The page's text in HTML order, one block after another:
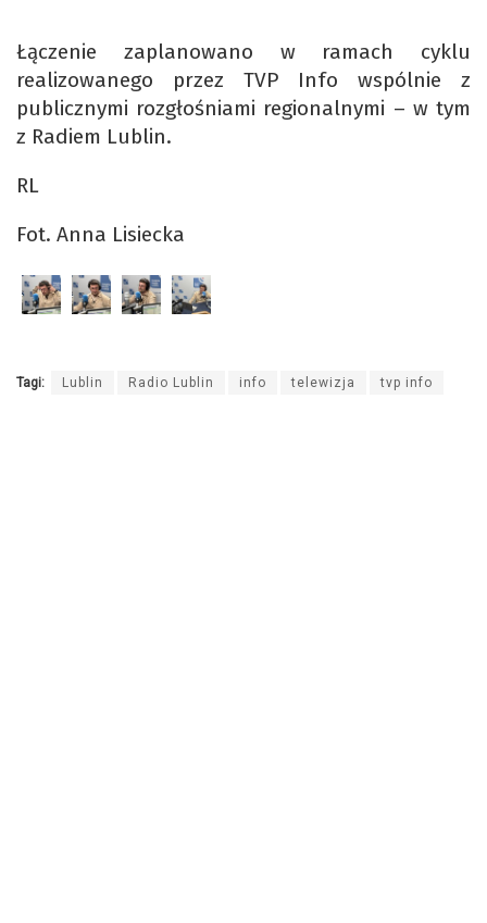
Łączenie zaplanowano w ramach cyklu
realizowanego przez TVP Info wspólnie z
publicznymi rozgłośniami regionalnymi – w tym
z Radiem Lublin.
RL
Fot. Anna Lisiecka
Tagi: Lublin Radio Lublin info telewizja tvp info